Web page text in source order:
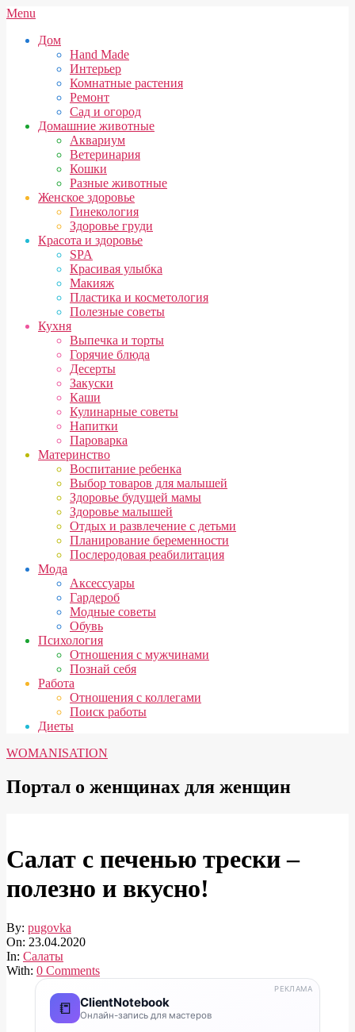
Skip
content
Secondary
Menu
Menu
Дом
Hand Made
Интерьер
Комнатные растения
Ремонт
Сад и огород
Домашние животные
Аквариум
Ветеринария
Кошки
Разные животные
Женское здоровье
Гинекология
Здоровье груди
Красота и здоровье
SPA
Красивая улыбка
Макияж
Пластика и косметология
Полезные советы
Кухня
Выпечка и торты
Горячие блюда
Десерты
Закуски
Каши
Кулинарные советы
Напитки
Пароварка
Материнство
Воспитание ребенка
Выбор товаров для малышей
Здоровье будущей мамы
Здоровье малышей
Отдых и развлечение с детьми
Планирование беременности
Послеродовая реабилитация
Мода
Аксессуары
Гардероб
Модные советы
Обувь
Психология
Отношения с мужчинами
Познай себя
Работа
Отношения с коллегами
Поиск работы
Диеты
WOMANISATION
Портал о женщинах для женщин
Салат с печенью трески –
полезно и вкусно!
By: pugovka
On: 23.04.2020
In: Салаты
With: 0 Comments
📒 ClientNotebook
Онлайн-запись для мастеров
РЕКЛАМА